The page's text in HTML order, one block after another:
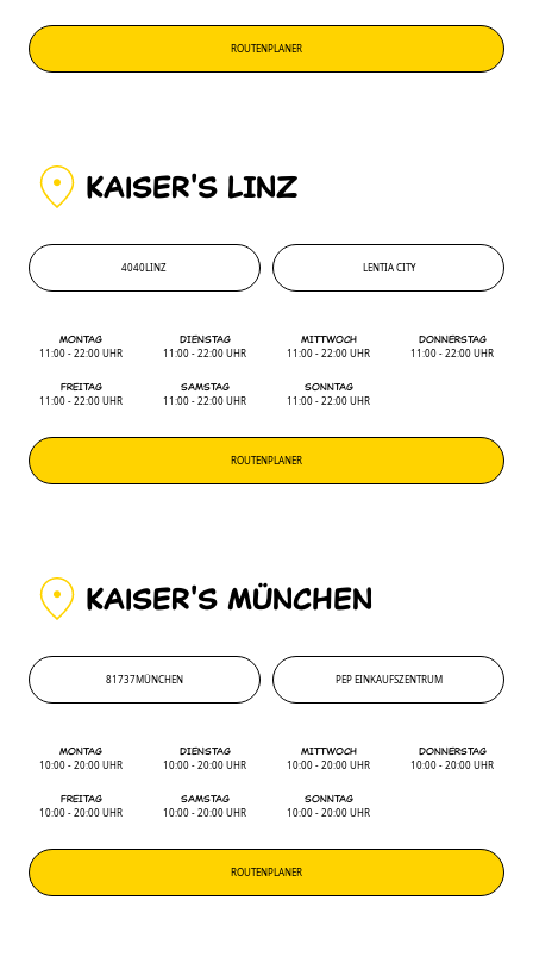
ROUTENPLANER
KAiSER'S LINZ
4040LINZ
LENTIA CITY
ROUTENPLANER
MONTAG
11:00 - 22:00 UHR
DIENSTAG
11:00 - 22:00 UHR
MITTWOCH
11:00 - 22:00 UHR
DONNERSTAG
11:00 - 22:00 UHR
FREITAG
11:00 - 22:00 UHR
SAMSTAG
11:00 - 22:00 UHR
SONNTAG
11:00 - 22:00 UHR
KAiSER'S MÜNCHEN
81737MÜNCHEN
PEP EINKAUFSZENTRUM
ROUTENPLANER
MONTAG
10:00 - 20:00 UHR
DIENSTAG
10:00 - 20:00 UHR
MITTWOCH
10:00 - 20:00 UHR
DONNERSTAG
10:00 - 20:00 UHR
FREITAG
10:00 - 20:00 UHR
SAMSTAG
10:00 - 20:00 UHR
SONNTAG
10:00 - 20:00 UHR